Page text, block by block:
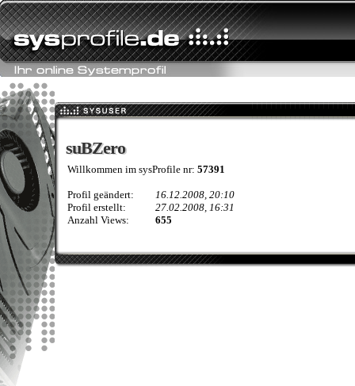
suBZero
suBZero
Willkommen im sysProfile nr: 57391
Profil geändert:
16.12.2008, 20:10
Profil erstellt:
27.02.2008, 16:31
Anzahl Views:
655